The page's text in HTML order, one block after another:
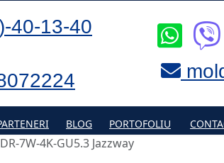
40-13-40
BLOG PORTOFOLIU
7W-4K-GU5.3 Jazzway